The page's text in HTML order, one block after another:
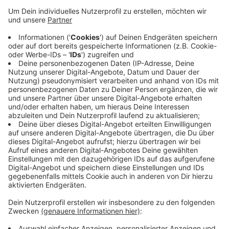
sie im Recht ist. Zur Not werde man vors
wissen und erhebt erneut Vorwürfe gegen die
Stadt: Das Wahlamt greife auf eigene Initiative in
die Sache ein und diskreditiere das Anliegen des
Bürgerbegehrens. Dass die Ditib-Gemeinde nicht
die Möglichkeit bekommt, ein islamisches Zentrum
an der Gathe zu bauen, sei nach der Wiederwahl
von Erdogan in der Türkei wichtiger denn je.
Veröffentlicht:Dienstag, 06.06.2023 17:09
Anzeige